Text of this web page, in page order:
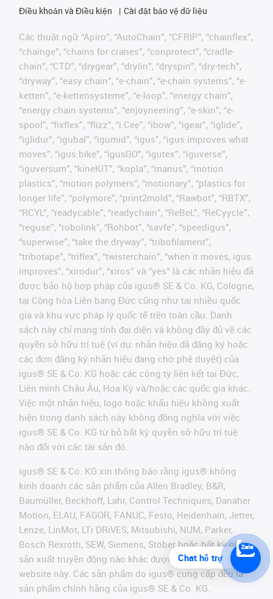
Điều khoản và Điều kiện
Cài đặt bảo vệ dữ liệu
Các thuật ngữ “Apiro”, “AutoChain”, “CFRIP”, “chainflex”,
“chainge”, “chains for cranes”, “conprotect”, “cradle-
chain”, “CTD”, “drygear”, “drylin”, “dryspin”, “dry-tech”,
“dryway”, “easy chain”, “e-chain”, “e-chain systems”, “e-
ketten”, “e-kettensysteme”, “e-loop”, “energy chain”,
“energy chain systems”, “enjoyneering”, “e-skin”, “e-
spool”, “fixflex”, “flizz”, “i.Cee”, “ibow”, “igear”, “iglide”,
“iglidur”, “igubal”, “igumid”, “igus”, “igus improves what
moves”, “igus:bike”, “igusGO”, “igutex”, “iguverse”,
“iguversum”, “kineKIT”, “kopla”, “manus”, “motion
plastics”, “motion polymers”, “motionary”, “plastics for
longer life”, “polymore”, “print2mold”, “Rawbot”, “RBTX”,
“RCYL”, “readycable”, “readychain”, “ReBeL”, “ReCyycle”,
“reguse”, “robolink”, “Rohbot”, “savfe”, “speedigus”,
“superwise”, “take the dryway”, “tribofilament”,
“tribotape”, “triflex”, “twisterchain”, “when it moves, igus
improves”, “xirodur”, “xiros” và “yes” là các nhãn hiệu đã
được bảo hộ hợp pháp của igus® SE & Co. KG, Cologne,
tại Cộng hòa Liên bang Đức cũng như tại nhiều quốc
gia và khu vực pháp lý quốc tế trên toàn cầu. Danh
sách này chỉ mang tính đại diện và không đầy đủ về các
quyền sở hữu trí tuệ (ví dụ: nhãn hiệu đã đăng ký hoặc
các đơn đăng ký nhãn hiệu đang chờ phê duyệt) của
igus® SE & Co. KG hoặc các công ty liên kết tại Đức,
Liên minh Châu Âu, Hoa Kỳ và/hoặc các quốc gia khác.
Việc một nhãn hiệu, logo hoặc khẩu hiệu không xuất
hiện trong danh sách này không đồng nghĩa với việc
igus® SE & Co. KG từ bỏ bất kỳ quyền sở hữu trí tuệ
nào đối với các tài sản đó.
igus® SE & Co. KG xin thông báo rằng igus® không
kinh doanh các sản phẩm của Allen Bradley, B&R,
Baumüller, Beckhoff, Lahr, Control Techniques, Danaher
Motion, ELAU, FAGOR, FANUC, Festo, Heidenhain, Jetter,
Lenze, LinMot, LTi DRiVES, Mitsubishi, NUM, Parker,
Bosch Rexroth, SEW, Siemens, Stöber hoặc bất kỳ nhà
sản xuất truyền động nào khác được đề cập trên
website này. Các sản phẩm do igus® cung cấp đều là
sản phẩm chính hãng của igus® SE & Co. KG.
Chat hỗ trợ